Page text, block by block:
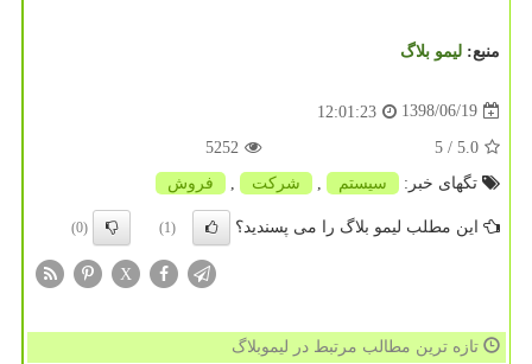
منبع: لیمو بلاگ
1398/06/19
12:01:23
5.0
/ 5
5252
تگهای خبر:
سیستم شركت فروش
این مطلب لیمو بلاگ را می پسندید؟ (1)
(0)
X
تازه ترین مطالب مرتبط در لیموبلاگ